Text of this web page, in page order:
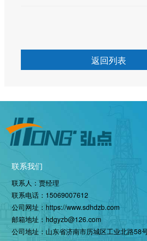
返回列表
联系我们
联系人：贾经理
联系电话： 15069007612
公司网址： https://www.sdhdzb.com
邮箱地址：hdgyzb@126.com
公司地址：山东省济南市历城区工业北路58